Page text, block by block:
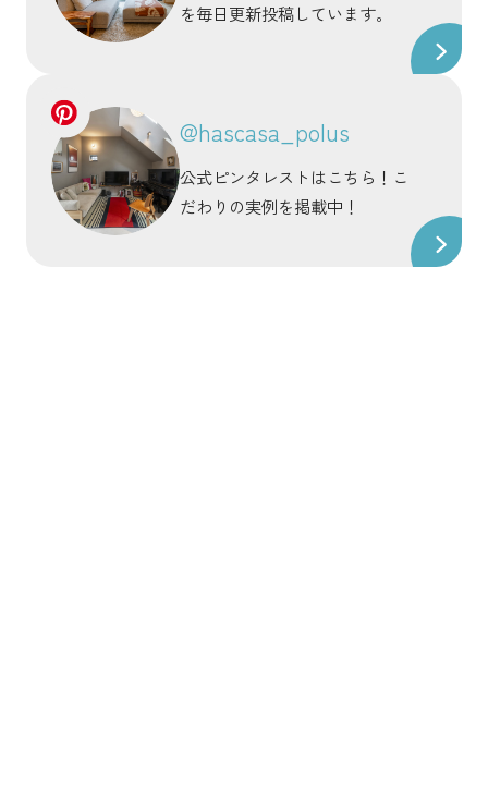
を毎日更新投稿しています。
@hascasa_polus
公式ピンタレストはこちら！こ
だわりの実例を掲載中！